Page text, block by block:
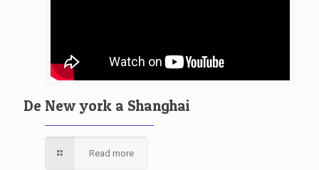
De New york a Shanghai
Read more